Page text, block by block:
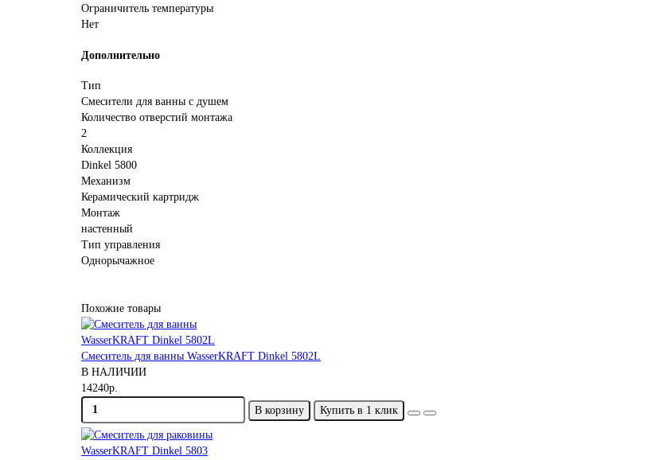
Ограничитель температуры
Нет
Дополнительно
Тип
Смесители для ванны с душем
Количество отверстий монтажа
2
Коллекция
Dinkel 5800
Механизм
Керамический картридж
Монтаж
настенный
Тип управления
Однорычажное
Похожие товары
Смеситель для ванны WasserKRAFT Dinkel 5802L
В НАЛИЧИИ
14240р.
В корзину
Купить в 1 клик